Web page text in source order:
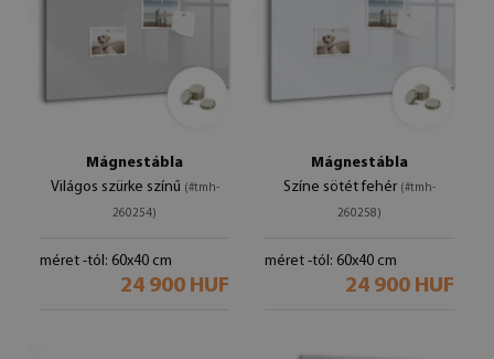
Mágnestábla
Világos szürke színű (#tmh-
260254)
méret -tól: 60x40 cm
24 900 HUF
Mágnestábla
Színe sötét fehér (#tmh-
260258)
méret -tól: 60x40 cm
24 900 HUF